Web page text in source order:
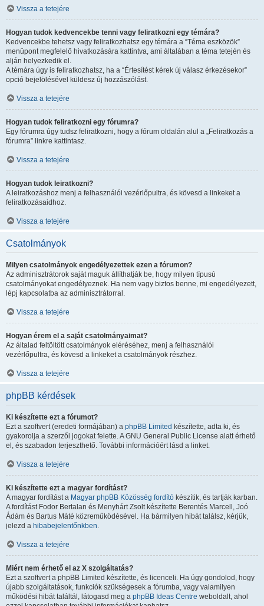
Vissza a tetejére
Hogyan tudok kedvencekbe tenni vagy feliratkozni egy témára?
Kedvencekbe tehetsz vagy feliratkozhatsz egy témára a “Téma eszközök”
menüpont megfelelő hivatkozására kattintva, ami általában a téma tetején és
alján helyezkedik el.
A témára úgy is feliratkozhatsz, ha a “Értesítést kérek új válasz érkezésekor”
opció bejelölésével küldesz új hozzászólást.
Vissza a tetejére
Hogyan tudok feliratkozni egy fórumra?
Egy fórumra úgy tudsz feliratkozni, hogy a fórum oldalán alul a „Feliratkozás a
fórumra” linkre kattintasz.
Vissza a tetejére
Hogyan tudok leiratkozni?
A leiratkozáshoz menj a felhasználói vezérlőpultra, és kövesd a linkeket a
feliratkozásaidhoz.
Vissza a tetejére
Csatolmányok
Milyen csatolmányok engedélyezettek ezen a fórumon?
Az adminisztrátorok saját maguk állíthatják be, hogy milyen típusú
csatolmányokat engedélyeznek. Ha nem vagy biztos benne, mi engedélyezett,
lépj kapcsolatba az adminisztrátorral.
Vissza a tetejére
Hogyan érem el a saját csatolmányaimat?
Az általad feltöltött csatolmányok eléréséhez, menj a felhasználói
vezérlőpultra, és kövesd a linkeket a csatolmányok részhez.
Vissza a tetejére
phpBB kérdések
Ki készítette ezt a fórumot?
Ezt a szoftvert (eredeti formájában) a phpBB Limited készítette, adta ki, és
gyakorolja a szerzői jogokat felette. A GNU General Public License alatt érhető
el, és szabadon terjeszthető. További információért lásd a linket.
Vissza a tetejére
Ki készítette ezt a magyar fordítást?
A magyar fordítást a Magyar phpBB Közösség fordító készítik, és tartják karban.
A fordítást Fodor Bertalan és Menyhárt Zsolt készítette Berentés Marcell, Joó
Ádám és Bartus Máté közreműködésével. Ha bármilyen hibát találsz, kérjük,
jelezd a hibabejelentőnkben.
Vissza a tetejére
Miért nem érhető el az X szolgáltatás?
Ezt a szoftvert a phpBB Limited készítette, és licenceli. Ha úgy gondolod, hogy
újabb szolgáltatások, funkciók szükségesek a fórumba, vagy valamilyen
működési hibát találtál, látogasd meg a phpBB Ideas Centre weboldalt, ahol